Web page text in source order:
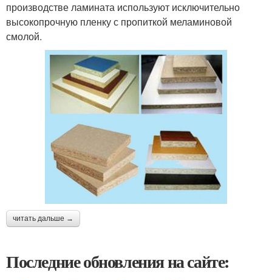
производстве ламината используют исключительно
высокопрочную пленку с пропиткой меламиновой
смолой.
читать дальше →
Последние обновления на сайте: